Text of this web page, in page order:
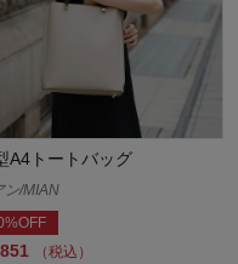
A4トートバッグ
ン/MIAN
（税込）